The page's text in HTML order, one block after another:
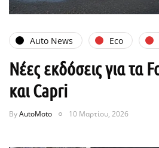
Auto News Eco
Νέες εκδόσεις για τα
και Capri
ByAutoMoto 10 Μαρτίου, 2026